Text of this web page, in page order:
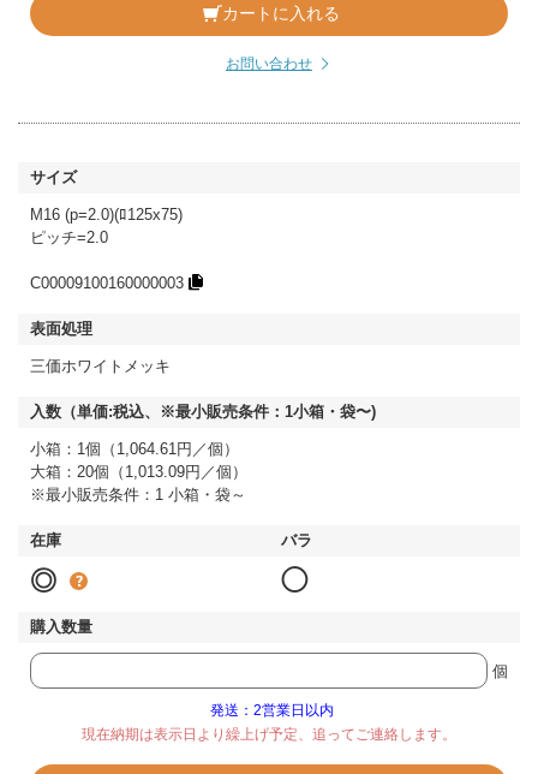
カートに入れる
お問い合わせ
M16 (p=2.0)(ﾛ125x75)
ピッチ=2.0
C00009100160000003
三価ホワイトメッキ
小箱：1個（1,064.61円／個）
大箱：20個（1,013.09円／個）
※最小販売条件：1 小箱・袋～
◎ ◯
個
発送：2営業日以内
現在納期は表示日より繰上げ予定、追ってご連絡します。